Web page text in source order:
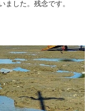
ました。残念です。